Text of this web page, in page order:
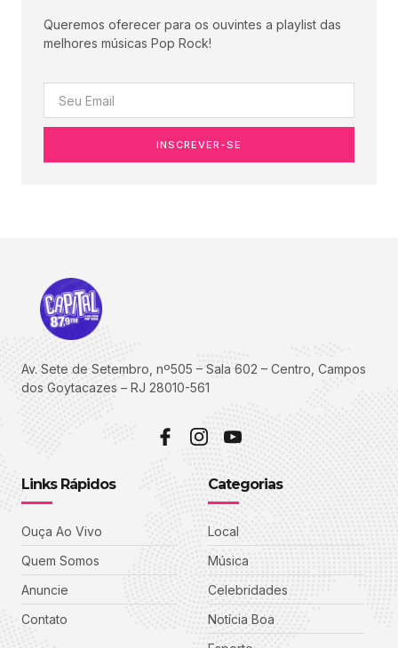
Queremos oferecer para os ouvintes a playlist das
melhores músicas Pop Rock!
INSCREVER-SE
Av. Sete de Setembro, nº505 – Sala 602 – Centro, Campos
dos Goytacazes – RJ 28010-561
Links Rápidos
Ouça Ao Vivo
Quem Somos
Anuncie
Contato
Categorias
Local
Música
Celebridades
Notícia Boa